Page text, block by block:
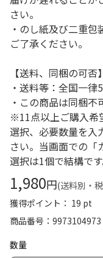
さい。
・のし紙及び二重
ご了承ください。
【送料、同梱の可否】
・送料等：全国一律
・この商品は同梱不
※11点以上ご購入希
選択、必要数量を入
さい。当画面での「
選択は1個で結構です
1,980円(送料別・
獲得ポイント： 19 pt
商品番号
9973104973
数量